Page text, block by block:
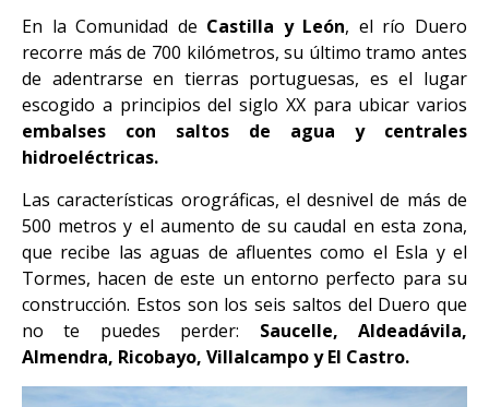
En la Comunidad de Castilla y León, el río Duero
recorre más de 700 kilómetros, su último tramo antes
de adentrarse en tierras portuguesas, es el lugar
escogido a principios del siglo XX para ubicar varios
embalses con saltos de agua y centrales
hidroeléctricas.
Las características orográficas, el desnivel de más de
500 metros y el aumento de su caudal en esta zona,
que recibe las aguas de afluentes como el Esla y el
Tormes, hacen de este un entorno perfecto para su
construcción. Estos son los seis saltos del Duero que
no te puedes perder: Saucelle, Aldeadávila,
Almendra, Ricobayo, Villalcampo y El Castro.